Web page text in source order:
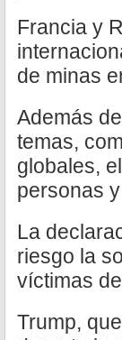
Francia y
de minas
Además
temas,
globales,
personas
La
riesgo la
víctimas
Trump,